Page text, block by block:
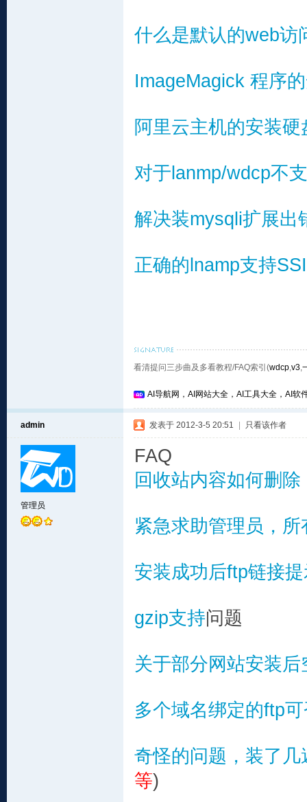
什么是默认的web访
ImageMagick 程序
阿里云主机的安装
对于lanmp/wdcp不
解决装mysqli扩展出
正确的lnamp支持
看清提问三步曲及多看教程/FAQ索引(wdcp,v3,
AI导航网，AI网站大全，AI工具大全，AI软
admin
管理员
发表于 2012-3-5 20:51 只看该作者
FAQ
回收站内容如何删除
紧急求助管理员，
安装成功后ftp链接
gzip支持问题
关于部分网站安装
多个域名绑定的ftp
奇怪的问题，装了几
等)